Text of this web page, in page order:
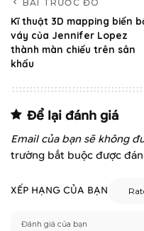
BÀI TRƯỚC ĐÓ
Kĩ thuật 3D mapping biến
váy của Jennifer Lopez
thành màn chiếu trên sân
khấu
Để lại đánh giá
Email của bạn sẽ không
trường bắt buộc được
XẾP HẠNG CỦA BẠN